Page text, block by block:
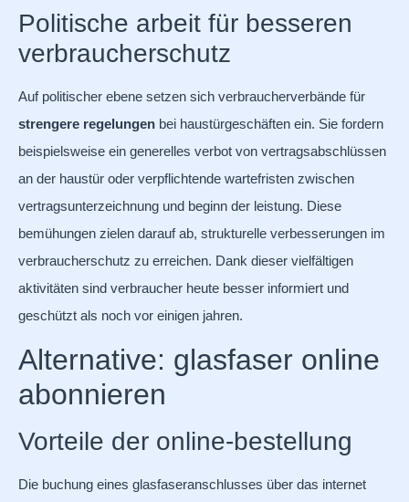
Politische arbeit für besseren
verbraucherschutz
Auf politischer ebene setzen sich verbraucherverbände für
strengere regelungen bei haustürgeschäften ein. Sie fordern
beispielsweise ein generelles verbot von vertragsabschlüssen
an der haustür oder verpflichtende wartefristen zwischen
vertragsunterzeichnung und beginn der leistung. Diese
bemühungen zielen darauf ab, strukturelle verbesserungen im
verbraucherschutz zu erreichen. Dank dieser vielfältigen
aktivitäten sind verbraucher heute besser informiert und
geschützt als noch vor einigen jahren.
Alternative: glasfaser online
abonnieren
Vorteile der online-bestellung
Die buchung eines glasfaseranschlusses über das internet